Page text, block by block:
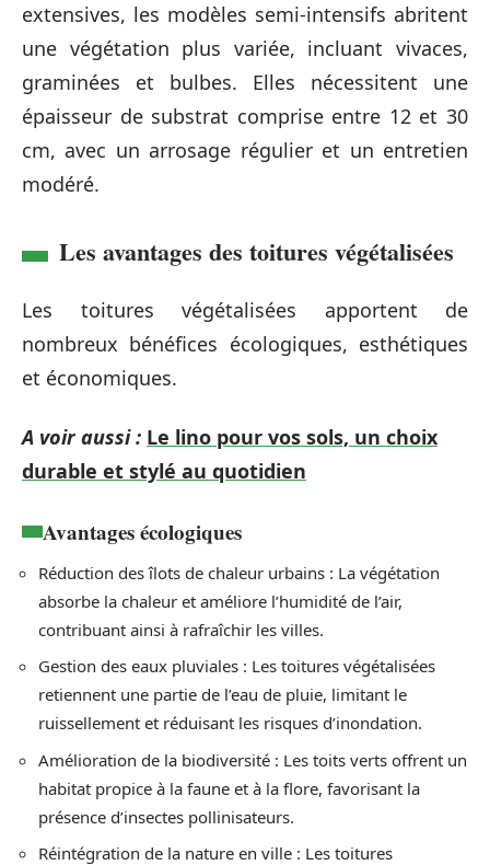
extensives, les modèles semi-intensifs abritent
une végétation plus variée, incluant vivaces,
graminées et bulbes. Elles nécessitent une
épaisseur de substrat comprise entre 12 et 30
cm, avec un arrosage régulier et un entretien
modéré.
Les avantages des toitures végétalisées
Les toitures végétalisées apportent de
nombreux bénéfices écologiques, esthétiques
et économiques.
A voir aussi : Le lino pour vos sols, un choix
durable et stylé au quotidien
Avantages écologiques
Réduction des îlots de chaleur urbains : La végétation
absorbe la chaleur et améliore l’humidité de l’air,
contribuant ainsi à rafraîchir les villes.
Gestion des eaux pluviales : Les toitures végétalisées
retiennent une partie de l’eau de pluie, limitant le
ruissellement et réduisant les risques d’inondation.
Amélioration de la biodiversité : Les toits verts offrent un
habitat propice à la faune et à la flore, favorisant la
présence d’insectes pollinisateurs.
Réintégration de la nature en ville : Les toitures